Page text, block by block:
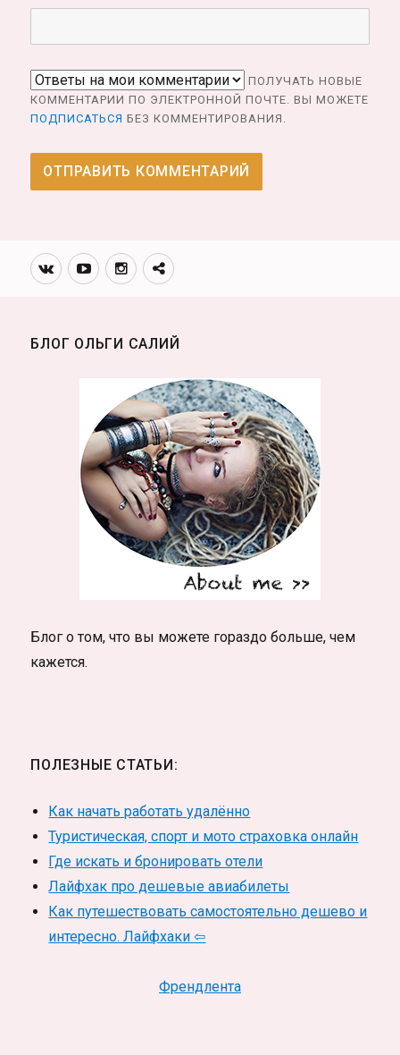
ПОЛУЧАТЬ НОВЫЕ
КОММЕНТАРИИ ПО ЭЛЕКТРОННОЙ ПОЧТЕ. ВЫ МОЖЕТЕ
ПОДПИСАТЬСЯ БЕЗ КОММЕНТИРОВАНИЯ.
Вконтакте
YoutubeИнстаграмм
Телеграм
БЛОГ ОЛЬГИ САЛИЙ
Блог о том, что вы можете гораздо больше, чем
кажется.
ПОЛЕЗНЫЕ СТАТЬИ:
Как начать работать удалённо
Туристическая, спорт и мото страховка онлайн
Где искать и бронировать отели
Лайфхак про дешевые авиабилеты
Как путешествовать самостоятельно дешево и
интересно. Лайфхаки ⇦
Френдлента